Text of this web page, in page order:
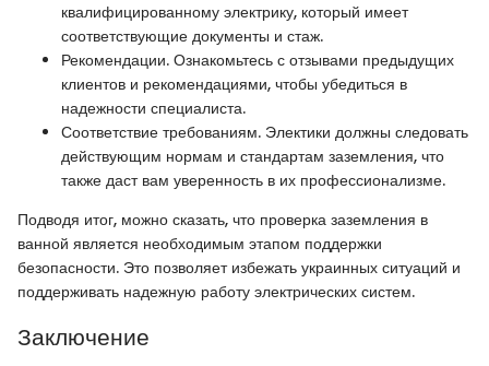
квалифицированному электрику, который имеет
соответствующие документы и стаж.
Рекомендации. Ознакомьтесь с отзывами предыдущих
клиентов и рекомендациями, чтобы убедиться в
надежности специалиста.
Соответствие требованиям. Электики должны следовать
действующим нормам и стандартам заземления, что
также даст вам уверенность в их профессионализме.
Подводя итог, можно сказать, что проверка заземления в
ванной является необходимым этапом поддержки
безопасности. Это позволяет избежать украинных ситуаций и
поддерживать надежную работу электрических систем.
Заключение